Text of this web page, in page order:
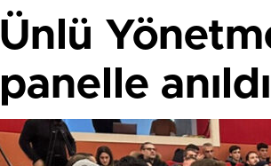
Ünlü
panelle anıldı